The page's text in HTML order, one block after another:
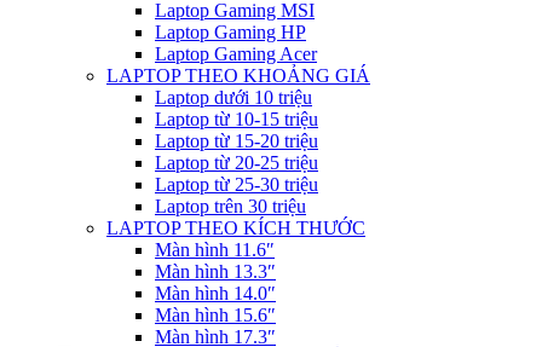
Laptop Gaming MSI
Laptop Gaming HP
Laptop Gaming Acer
LAPTOP THEO KHOẢNG GIÁ
Laptop dưới 10 triệu
Laptop từ 10-15 triệu
Laptop từ 15-20 triệu
Laptop từ 20-25 triệu
Laptop từ 25-30 triệu
Laptop trên 30 triệu
LAPTOP THEO KÍCH THƯỚC
Màn hình 11.6″
Màn hình 13.3″
Màn hình 14.0″
Màn hình 15.6″
Màn hình 17.3″